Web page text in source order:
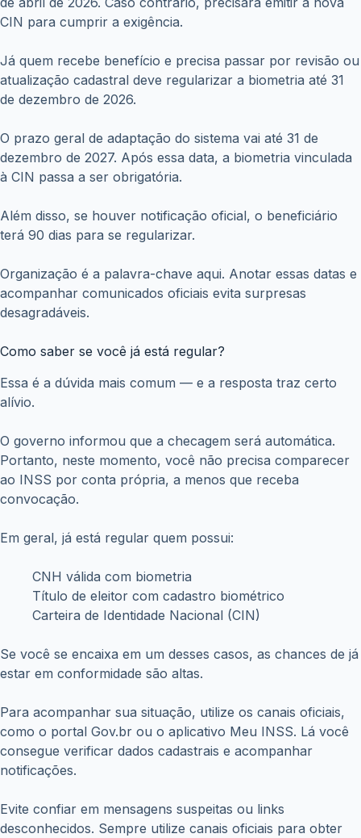
CIN para cumprir a exigência.
Já quem recebe benefício e precisa passar por revisão ou
atualização cadastral deve regularizar a biometria até 31
de dezembro de 2026.
O prazo geral de adaptação do sistema vai até 31 de
dezembro de 2027. Após essa data, a biometria vinculada
à CIN passa a ser obrigatória.
Além disso, se houver notificação oficial, o beneficiário
terá 90 dias para se regularizar.
Organização é a palavra-chave aqui. Anotar essas datas e
acompanhar comunicados oficiais evita surpresas
desagradáveis.
Como saber se você já está regular?
Essa é a dúvida mais comum — e a resposta traz certo
alívio.
O governo informou que a checagem será automática.
Portanto, neste momento, você não precisa comparecer
ao INSS por conta própria, a menos que receba
convocação.
Em geral, já está regular quem possui:
CNH válida com biometria
Título de eleitor com cadastro biométrico
Carteira de Identidade Nacional (CIN)
Se você se encaixa em um desses casos, as chances de já
estar em conformidade são altas.
Para acompanhar sua situação, utilize os canais oficiais,
como o portal Gov.br ou o aplicativo Meu INSS. Lá você
consegue verificar dados cadastrais e acompanhar
notificações.
Evite confiar em mensagens suspeitas ou links
desconhecidos. Sempre utilize canais oficiais para obter